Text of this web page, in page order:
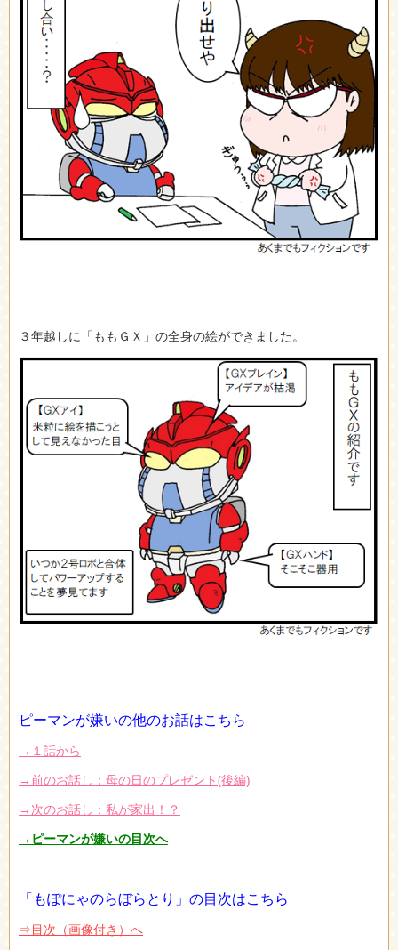
３年越しに「ももＧＸ」の全身の絵ができました。
ピーマンが嫌いの他のお話はこちら
→１話から
→前のお話し：母の日のプレゼント(後編)
→次のお話し：私が家出！？
→ピーマンが嫌いの目次へ
「もぽにゃのらぼらとり」の目次はこちら
⇒目次（画像付き）へ